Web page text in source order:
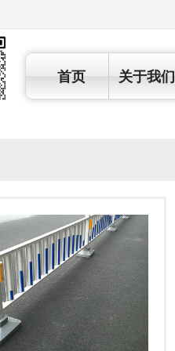
首页 关于我们